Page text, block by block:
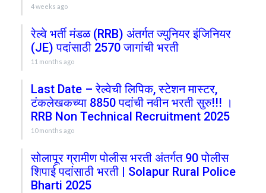
4 weeks ago
रेल्वे भर्ती मंडळ (RRB) अंतर्गत ज्युनियर इंजिनियर
(JE) पदांसाठी 2570 जागांची भरती
11 months ago
Last Date – रेल्वेची लिपिक, स्टेशन मास्टर,
टंकलेखकच्या 8850 पदांची नवीन भरती सुरु!!! ।
RRB Non Technical Recruitment 2025
10 months ago
सोलापूर ग्रामीण पोलीस भरती अंतर्गत 90 पोलीस
शिपाई पदांसाठी भरती | Solapur Rural Police
Bharti 2025